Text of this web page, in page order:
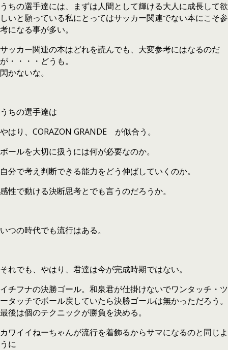
うちの選手達には、まずは人間として輝ける大人に成長して欲
しいと願っている私にとってはサッカー関連でない本にこそ参
考になる事が多い。
サッカー関連の本はどれを読んでも、大変参考にはなるのだ
が・・・・どうも。
閃かないな。
うちの選手達は
やはり、CORAZON GRANDE が似合う。
ボールを大切に扱うには何が必要なのか。
自分で考え判断できる能力をどう伸ばしていくのか。
感性で動ける決断思考とでも言うのだろうか。
いつの時代でも流行はある。
それでも、やはり、君達は今が完成時期ではない。
イチフナの決勝ゴール。和泉君が仕掛けないでワンタッチ・ツ
ータッチでボール戻していたら決勝ゴールは無かっただろう。
最後は個のテクニックが勝負を決める。
カワイイねーちゃんが流行を着飾るからサマになるのと同じよ
うに